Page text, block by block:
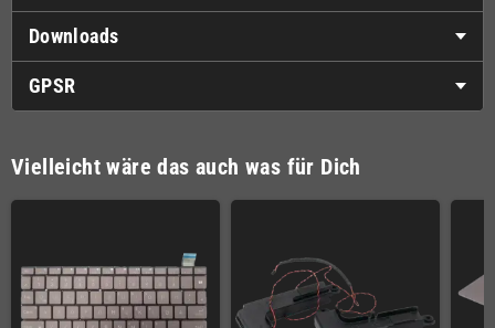
Downloads
GPSR
Vielleicht wäre das auch was für Dich